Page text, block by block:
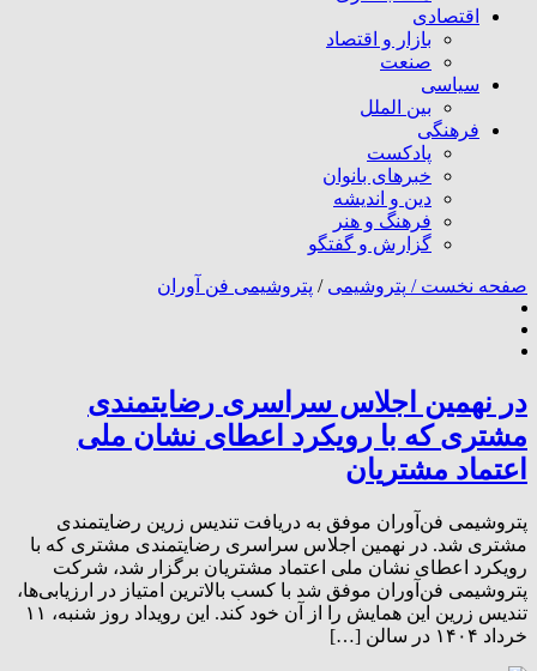
اقتصادی
بازار و اقتصاد
صنعت
سیاسی
بین الملل
فرهنگی
پادکست
خبرهای بانوان
دین و اندیشه
فرهنگ و هنر
گزارش و گفتگو
صفحه نخست / پتروشیمی / پتروشیمی فن آوران
در نهمین اجلاس سراسری رضایتمندی
مشتری که با رویکرد اعطای نشان ملی
اعتماد مشتریان
پتروشیمی فن‌آوران موفق به دریافت تندیس زرین رضایتمندی
مشتری شد. در نهمین اجلاس سراسری رضایتمندی مشتری که با
رویکرد اعطای نشان ملی اعتماد مشتریان برگزار شد، شرکت
پتروشیمی فن‌آوران موفق شد با کسب بالاترین امتیاز در ارزیابی‌ها،
تندیس زرین این همایش را از آن خود کند. این رویداد روز شنبه، ۱۱
خرداد ۱۴۰۴ در سالن […]